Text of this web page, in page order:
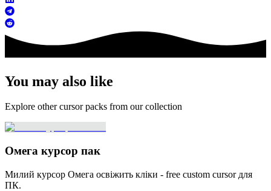
You may also like
Explore other cursor packs from our collection
Омега курсор пак
Милий курсор Омега освіжить кліки - free custom cursor для
ПК.